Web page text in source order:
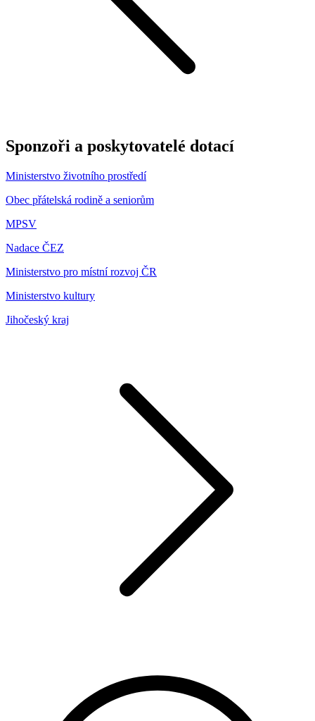
Sponzoři a poskytovatelé dotací
Ministerstvo životního prostředí
Obec přátelská rodině a seniorům
MPSV
Nadace ČEZ
Ministerstvo pro místní rozvoj ČR
Ministerstvo kultury
Jihočeský kraj